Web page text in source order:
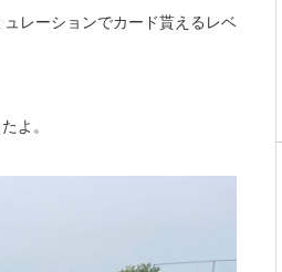
レーションでカード貰えるレベ
よ。